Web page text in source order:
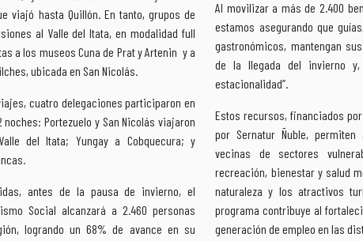
viajó hasta Quillón. En tanto, grupos de
al Valle del Itata, en modalidad full
a los museos Cuna de Prat y Artenin y a
ubicada en San Nicolás.
cuatro delegaciones participaron en
Portezuelo y San Nicolás viajaron
del Itata; Yungay a Cobquecura; y
antes de la pausa de invierno, el
Social alcanzará a 2.460 personas
logrando un 68% de avance en su
Al movilizar a más de 2.400
estamos asegurando que
gastronómicos, mantengan
de la llegada del invierno
estacionalidad”.
Estos recursos, financiados
por Sernatur Ñuble,
vecinas de sectores
recreación, bienestar y salud
naturaleza y los atractivos
programa contribuye al
generación de empleo en las